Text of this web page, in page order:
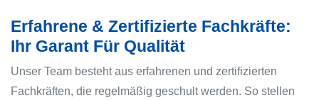
Erfahrene & Zertifizierte Fachkräfte:
Ihr Garant Für Qualität
Unser Team besteht aus erfahrenen und zertifizierten
Fachkräften, die regelmäßig geschult werden. So stellen